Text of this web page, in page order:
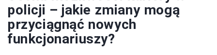
policji – jakie zmiany mogą
przyciągnąć nowych
funkcjonariuszy?